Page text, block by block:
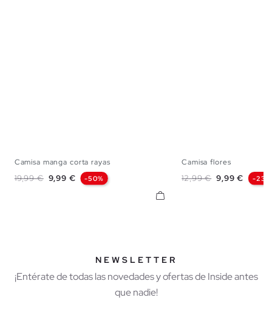
S L
Camisa manga corta rayas
Precio base
19,99 € Precio
9,99 € -50%
Camisa flores
Precio base
12,99 € Precio
9,99 € -23%
NEWSLETTER
¡Entérate de todas las novedades y ofertas de Inside antes
que nadie!